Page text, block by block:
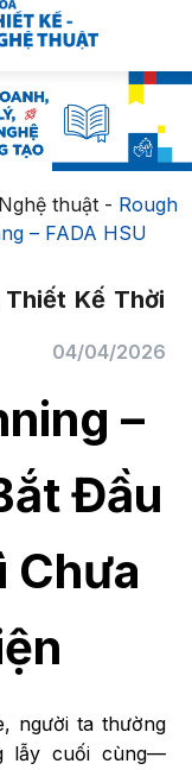
thuật- Rough
– FADA HSU
Kế Thời
04/04/2026
–
Đầu
Chưa
người ta thường
lẫy cuối cùng—